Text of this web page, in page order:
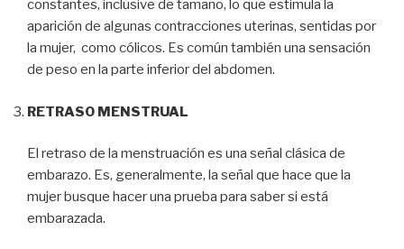
constantes, inclusive de tamaño, lo que estimula la
aparición de algunas contracciones uterinas, sentidas por
la mujer, como cólicos. Es común también una sensación
de peso en la parte inferior del abdomen.
RETRASO MENSTRUAL
El retraso de la menstruación es una señal clásica de
embarazo. Es, generalmente, la señal que hace que la
mujer busque hacer una prueba para saber si está
embarazada.